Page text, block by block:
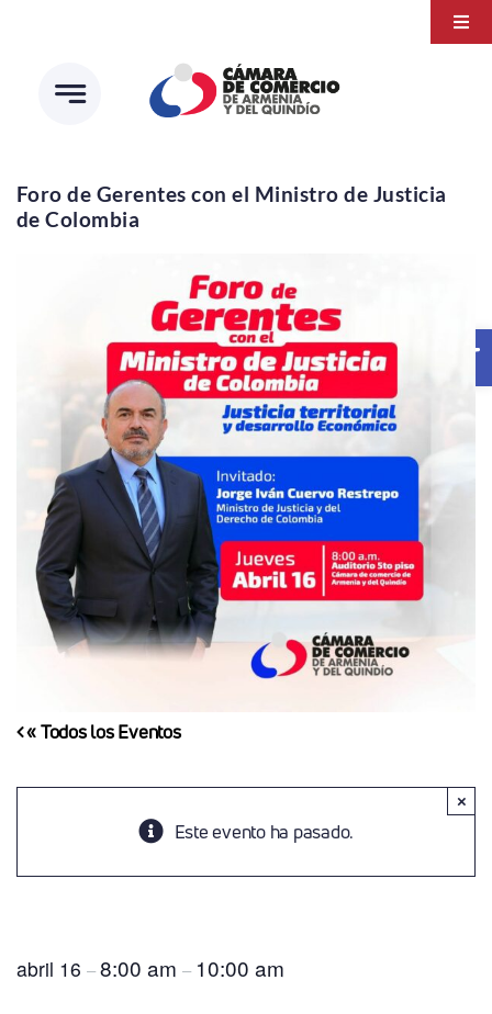
contenido
Estudios e Investigaciones
Foro de Gerentes con el Ministro de Justicia
de Colombia
« Todos los Eventos
Este evento ha pasado.
×
abril 16 –8:00 am – 10:00 am